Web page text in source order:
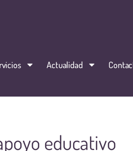
Actualidad
educativo